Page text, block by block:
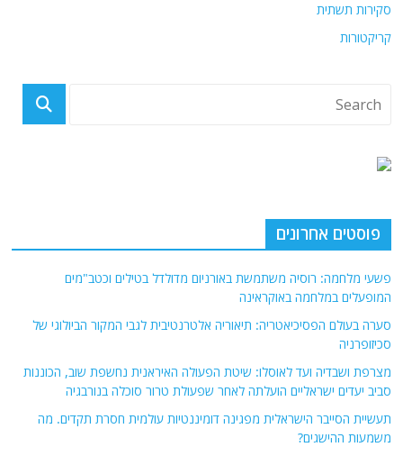
סקירות תשתית
קריקטורות
פוסטים אחרונים
פשעי מלחמה: רוסיה משתמשת באורניום מדולדל בטילים וכטב"מים
המופעלים במלחמה באוקראינה
סערה בעולם הפסיכיאטריה: תיאוריה אלטרנטיבית לגבי המקור הביולוגי של
סכיזופרניה
מצרפת ושבדיה ועד לאוסלו: שיטת הפעולה האיראנית נחשפת שוב, הכוננות
סביב יעדים ישראליים הועלתה לאחר שפעולת טרור סוכלה בנורבגיה
תעשיית הסייבר הישראלית מפגינה דומיננטיות עולמית חסרת תקדים. מה
משמעות ההישגים?